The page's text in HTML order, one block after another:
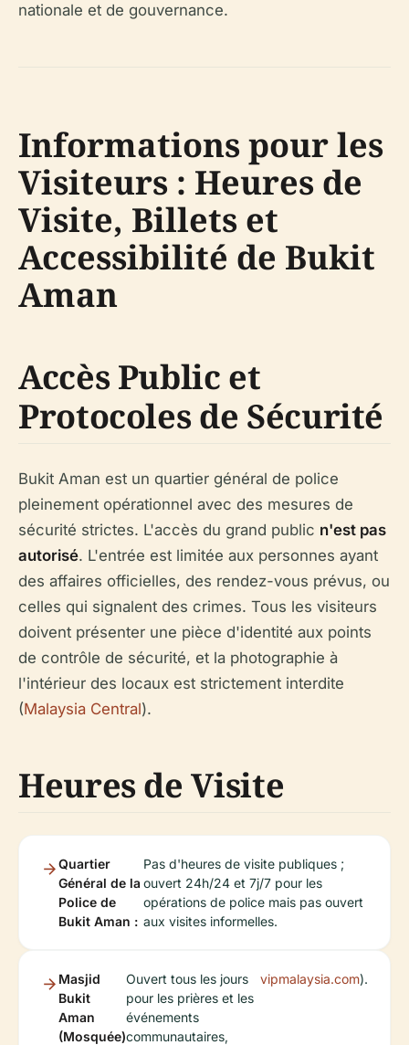
nationale et de gouvernance.
Informations pour les
Visiteurs : Heures de
Visite, Billets et
Accessibilité de Bukit
Aman
Accès Public et
Protocoles de Sécurité
Bukit Aman est un quartier général de police
pleinement opérationnel avec des mesures de
sécurité strictes. L'accès du grand public n'est pas
autorisé. L'entrée est limitée aux personnes ayant
des affaires officielles, des rendez-vous prévus, ou
celles qui signalent des crimes. Tous les visiteurs
doivent présenter une pièce d'identité aux points
de contrôle de sécurité, et la photographie à
l'intérieur des locaux est strictement interdite
(Malaysia Central).
Heures de Visite
Quartier
Général de la
Police de
Bukit Aman :
Pas d'heures de visite publiques ;
ouvert 24h/24 et 7j/7 pour les
opérations de police mais pas ouvert
aux visites informelles.
Masjid
Bukit
Aman
(Mosquée)
Ouvert tous les jours
pour les prières et les
événements
communautaires,
vipmalaysia.com).